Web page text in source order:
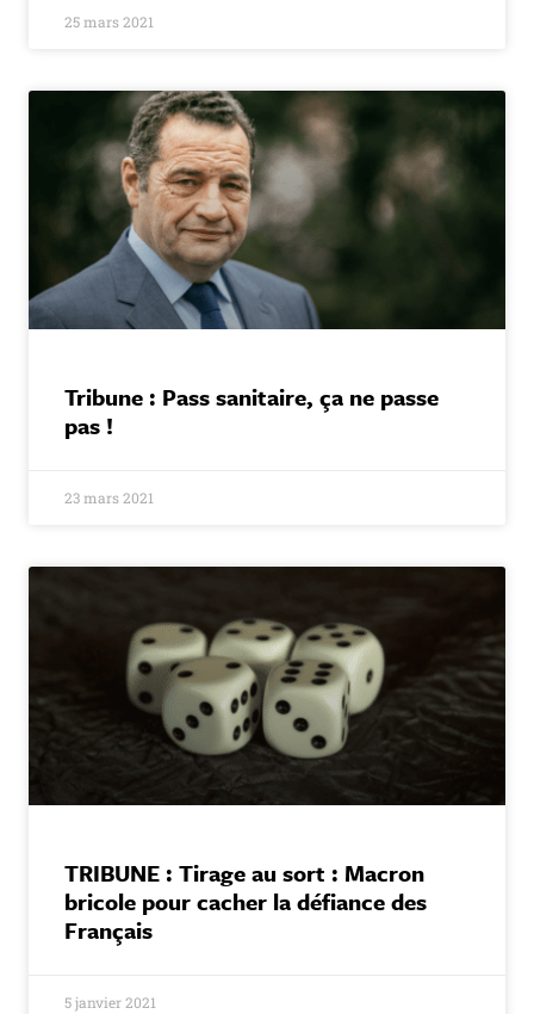
25 mars 2021
Tribune : Pass sanitaire, ça ne passe
pas !
23 mars 2021
TRIBUNE : Tirage au sort : Macron
bricole pour cacher la défiance des
Français
5 janvier 2021